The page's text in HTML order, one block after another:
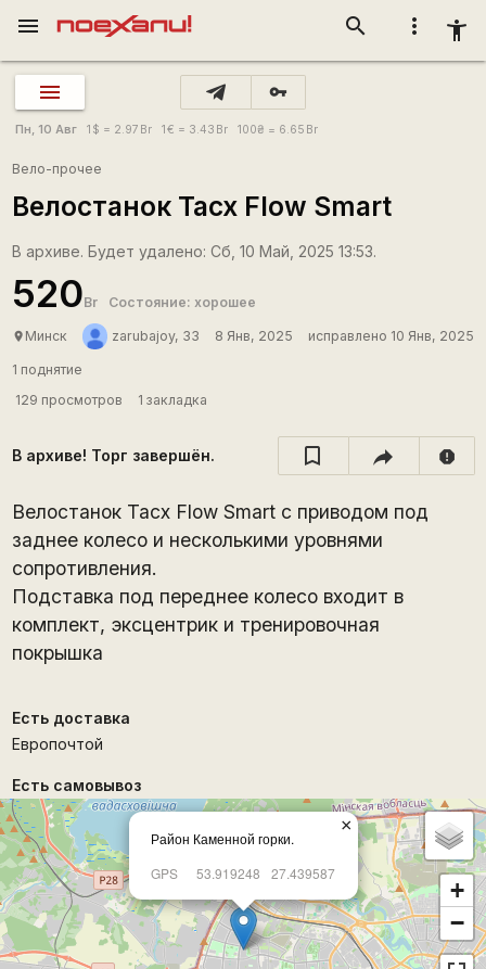
more_vert accessibility_new
search
menu
vpn_key
Пн, 10 Авг 1 $ = 2.97 Br 1€ = 3.43 Br 100₴ = 6.65 Br
Вело-прочее
Велостанок Tacx Flow Smart
В архиве. Будет удалено: Сб, 10 Май, 2025 13:53.
520Br Состояние: хорошее
place Минск zarubajoy, 33 8 Янв, 2025 исправлено 10 Янв, 2025
1 поднятие
129 просмотров
1 закладка
В архиве! Торг завершён. report
Велостанок Tacx Flow Smart с приводом под
заднее колесо и несколькими уровнями
сопротивления.
Подставка под переднее колесо входит в
комплект, эксцентрик и тренировочная
покрышка
Есть доставка
Европочтой
Есть самовывоз
Район Каменной горки.
GPS
53.919248 27.439587
×
+
−